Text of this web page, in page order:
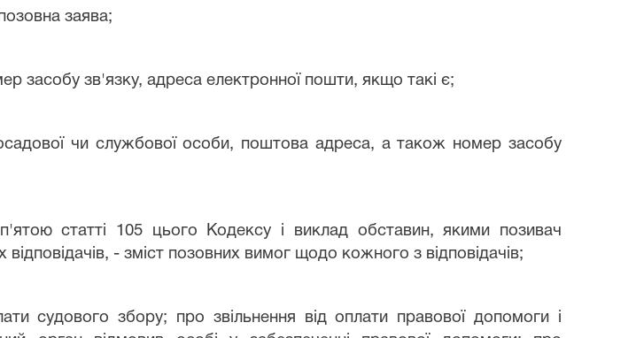
заява;
засобу зв'язку, адреса електронної пошти, якщо такі є;
чи службової особи, поштова адреса, а також номер засобу
статті 105 цього Кодексу і виклад обставин, якими позивач
- зміст позовних вимог щодо кожного з відповідачів;
судового збору; про звільнення від оплати правової допомоги і